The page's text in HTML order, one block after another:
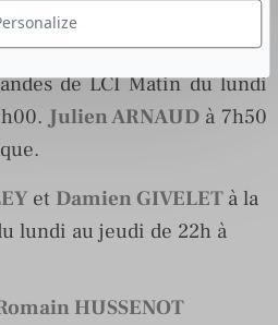
différentes éditions depuis
BALLARDetSylvia
de LCI Matin du lundi
Julien ARNAUD à 7h50
et Damien GIVELET à la
lundi au jeudi de 22h à
HUSSENOT